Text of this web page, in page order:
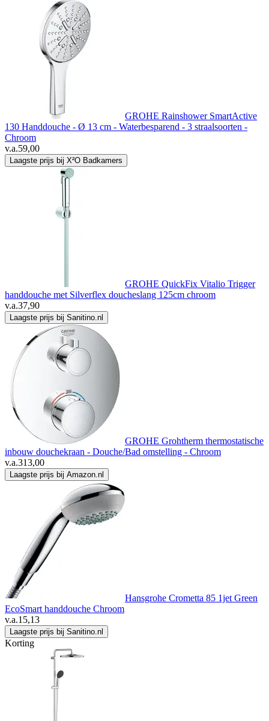
GROHE Rainshower SmartActive
130 Handdouche - Ø 13 cm - Waterbesparend - 3 straalsoorten -
Chroom
v.a.59,00
Laagste prijs bij X²O Badkamers
GROHE QuickFix Vitalio Trigger
handdouche met Silverflex doucheslang 125cm chroom
v.a.37,90
Laagste prijs bij Sanitino.nl
GROHE Grohtherm thermostatische
inbouw douchekraan - Douche/Bad omstelling - Chroom
v.a.313,00
Laagste prijs bij Amazon.nl
Hansgrohe Crometta 85 1jet Green
EcoSmart handdouche Chroom
v.a.15,13
Laagste prijs bij Sanitino.nl
Korting